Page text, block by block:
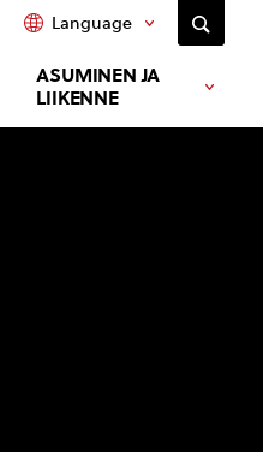
ASUMINEN JA
LIIKENNE
Language